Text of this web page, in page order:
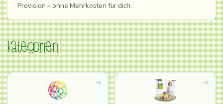
Provision – ohne Mehrkosten für dich.
Kategorien
➔ ➔